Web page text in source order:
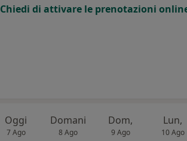
Chiedi di attivare le prenotazioni
Oggi
7 Ago
Domani
8 Ago
Dom,
9 Ago
Lun,
10 Ago